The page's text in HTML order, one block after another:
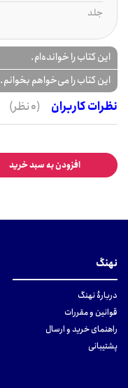
جلد
این کتاب را خوانده‌ام.
این کتاب را می‌خواهم بخوانم.
نظرات کاربران
(0 نظر)
افزودن به سبد خرید
نهنگ
دربارهٔ نهنگ
قوانین و مقررات
راهنمای خرید و ارسال
پشتیبانی